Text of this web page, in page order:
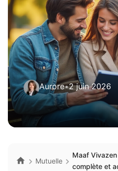
Aurore•2 juin 2026
Mutuelle
Maaf
complète et